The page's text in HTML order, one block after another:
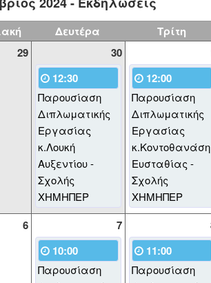
Δευτέρα Τρίτη
29
30
12:30
Παρουσίαση
Διπλωματικής
Εργασίας
κ.Λουκή
Αυξεντίου -
Σχολής
ΧΗΜΗΠΕΡ
12:00
Παρουσίαση
Διπλωματικής
Εργασίας
κ.Κοντοθανάση
Ευσταθίας -
Σχολής
ΧΗΜΗΠΕΡ
6 7
10:00
Παρουσίαση
11:00
Παρουσίαση